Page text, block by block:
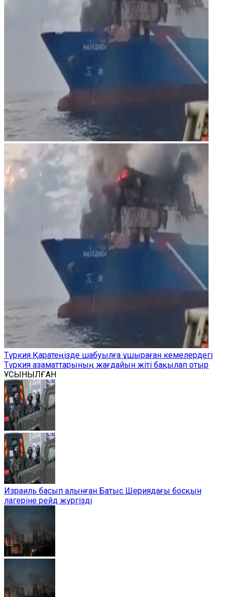
Түркия Қаратеңізде шабуылға ұшыраған кемелердегі
Түркия азаматтарының жағдайын жіті бақылап отыр
ҰСЫНЫЛҒАН
Израиль басып алынған Батыс Шериядағы босқын
лагеріне рейд жүргізді